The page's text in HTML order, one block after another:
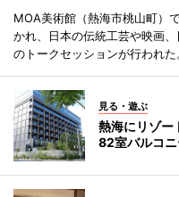
MOA美術館（熱海市桃山町）
かれ、日本の伝統工芸や映画
のトークセッションが行われた
見る・遊ぶ
熱海にリゾ
82室バルコニ